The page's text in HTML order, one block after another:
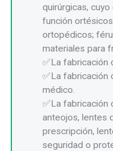
quirúrgicas,
función
ortopédicos;
materiales para
La fabricación
La
médico.
La
anteojos, lentes
prescripción,
seguridad o